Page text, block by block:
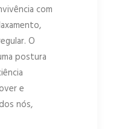
com
O
postura
e
nós,